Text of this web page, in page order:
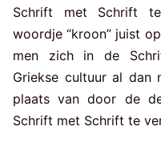
Schrift met Schrift
woordje “kroon” juist
men zich in de
Griekse cultuur al dan
plaats van door de
Schrift met Schrift te